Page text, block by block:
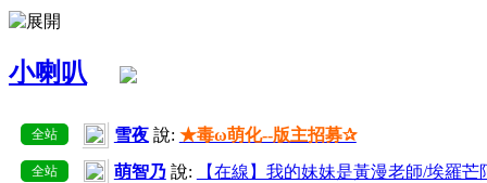
小喇叭
全站 雪夜說: ★毒ω萌化--版主招募✰
全站 萌智乃說: 【在線】我的妹妹是黃漫老師/埃羅